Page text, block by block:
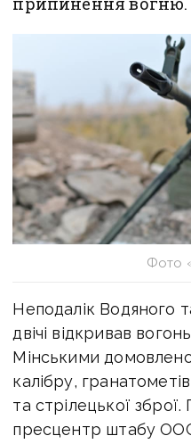
Фото
Неподалік Водяного
двічі відкривав
Мінськими
калібру,
та стрілецької
пресцентр штабу